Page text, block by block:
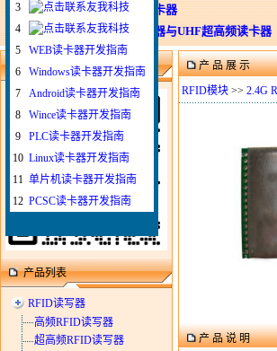
WEB与发卡器
WEB浏览器与UHF超高频读卡器
微信扫一扫联系我
产品列表
RFID读写器
高频RFID读写器
超高频RFID读写器
产 品 展 示
RFID模块 >> 2.4G
产 品 说 明
3
4
5
WEB读卡器开发指南
6
Windows读卡器开发指南
7
Android读卡器开发指南
8
Wince读卡器开发指南
9
PLC读卡器开发指南
10 Linux读卡器开发指南
11 单片机读卡器开发指南
12 PCSC读卡器开发指南